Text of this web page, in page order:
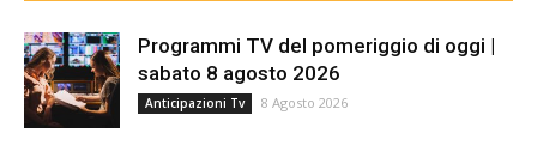
Programmi TV del pomeriggio di oggi |
sabato 8 agosto 2026
Anticipazioni Tv 8 Agosto 2026